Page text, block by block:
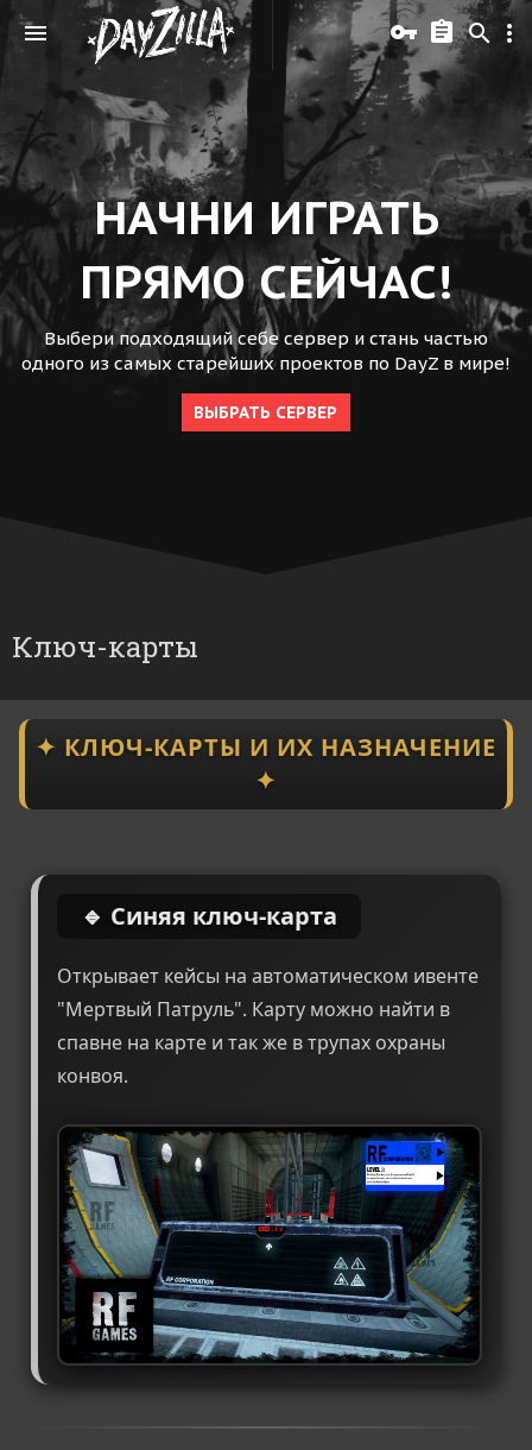
НАЧНИ ИГРАТЬ
ПРЯМО СЕЙЧАС!
Выбери подходящий себе сервер и стань частью
одного из самых старейших проектов по DayZ в мире!
ВЫБРАТЬ СЕРВЕР
Ключ-карты
✦ КЛЮЧ-КАРТЫ И ИХ НАЗНАЧЕНИЕ
✦
🔹 Синяя ключ-карта
Открывает кейсы на автоматическом ивенте
"Мертвый Патруль". Карту можно найти в
спавне на карте и так же в трупах охраны
конвоя.